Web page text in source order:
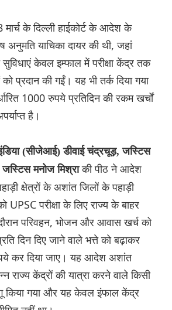
मार्च के दिल्ली हाईकोर्ट के आदेश के
अनुमति याचिका दायर की थी, जहां
सुविधाएं केवल इम्फाल में परीक्षा केंद्र तक
को प्रदान की गईं। यह भी तर्क दिया गया
1000 रुपये प्रतिदिन की रकम खर्चों
है।
(सीजेआई) डीवाई चंद्रचूड़, जस्टिस
जस्टिस मनोज मिश्राकी पीठ ने आदेश
क्षेत्रों के अशांत जिलों के पहाड़ी
UPSC परीक्षा के लिए राज्य के बाहर
परिवहन, भोजन और आवास खर्च को
दिन दिए जाने वाले भत्ते को बढ़ाकर
कर दिया जाए। यह आदेश अशांत
राज्य केंद्रों की यात्रा करने वाले किसी
किया गया और यह केवल इंफाल केंद्र